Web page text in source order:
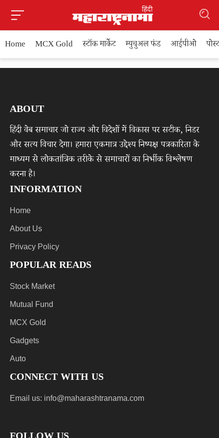
Home MCX Gold स्टॉक मार्केट म्युचुअल फंड आईपीओ
ABOUT
हिंदी वेब समाचार जो राज्य और विदेशों में विकास पर सटीक, निडर
और सत्य विचार देगा। हमारा एकमात्र उद्देश्य निष्पक्ष पत्रकारिता के
माध्यम से लोकतांत्रिक तरीके से समाचारों का निर्भीक विश्लेषण
करना है।
INFORMATION
Home
About Us
Privacy Policy
POPULAR READS
Stock Market
Mutual Fund
MCX Gold
Gadgets
Auto
CONNECT WITH US
Email us: info@maharashtranama.com